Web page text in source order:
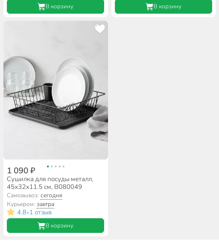
В корзину В корзину
1 090 ₽
Сушилка для посуды металл,
45х32х11.5 см, B080049
Самовывоз:сегодня
Курьером:завтра
4.8•1 отзыв
В корзину